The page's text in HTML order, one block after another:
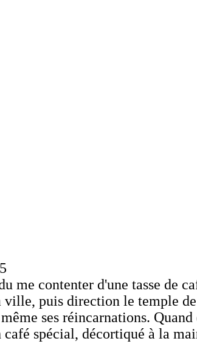
me contenter d'une tasse de
puis direction le temple
ses réincarnations.
spécial, décortiqué à la